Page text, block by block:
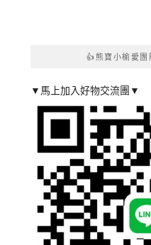
👍熊寶小榆愛
▼馬上加入好物交流團▼